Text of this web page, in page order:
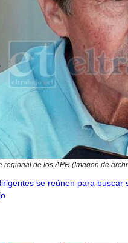
regional de los APR (Imagen de
se reúnen para